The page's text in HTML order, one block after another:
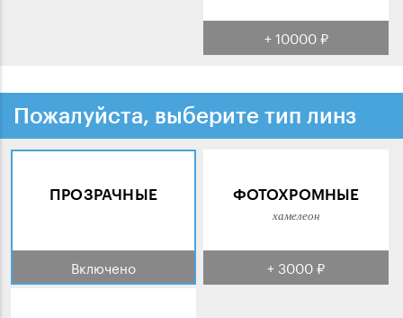
+ 10000 ₽
Пожалуйста, выберите тип линз
ПРОЗРАЧНЫЕ
Включено
ФОТОХРОМНЫЕ
хамелеон
+ 3000 ₽